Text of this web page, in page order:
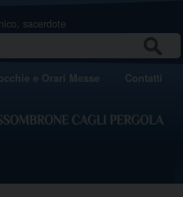
sacerdote
e Orari Messe Contatti